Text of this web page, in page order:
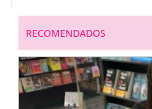
RECOMENDADOS